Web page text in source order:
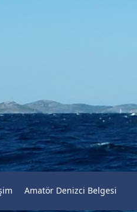
Amatör Denizci Belgesi